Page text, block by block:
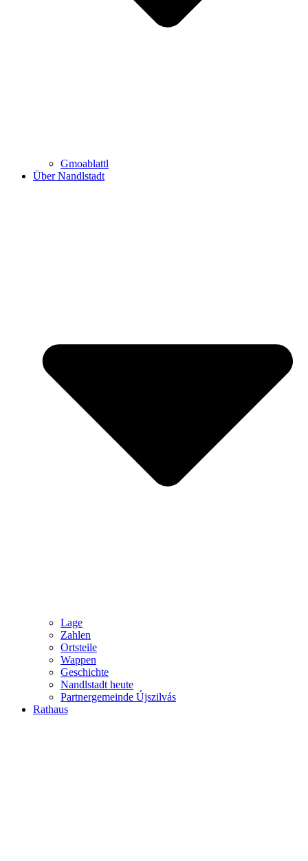
Gmoablattl
Über Nandlstadt
Lage
Zahlen
Ortsteile
Wappen
Geschichte
Nandlstadt heute
Partnergemeinde Újszilvás
Rathaus